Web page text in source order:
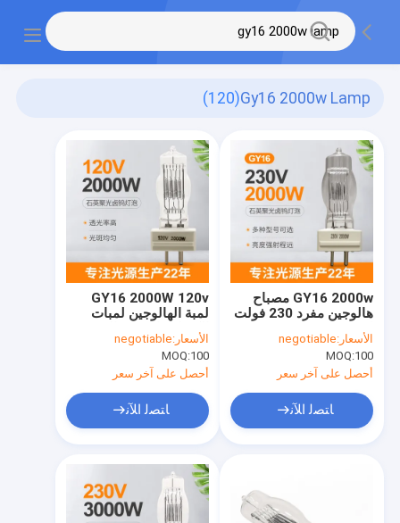
Gy16 2000w Lamp
(120)
GY16 2000W 120v
لمبة الهالوجين لمبات
الكشاف البحرية المعتمدة
من CE
الأسعار:negotiable
MOQ:100
أحصل على آخر سعر
ﺎﺘﺼﻟ ﺍﻶﻧ
GY16 2000w مصباح
هالوجين مفرد 230 فولت
72 FTM
الأسعار:negotiable
MOQ:100
أحصل على آخر سعر
ﺎﺘﺼﻟ ﺍﻶﻧ